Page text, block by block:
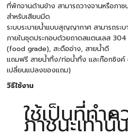
ที่พักจานด้านข้าง สามารถวางจานหรือภา
สำหรับเสียบมีด
ระบบระบายน้ำแบบสุญญากาศ สามารถระบ
ภายในชุดประกอบด้วยถาดสแตนเลส
(food grade), สะดืออ่าง, สายน้ำดี
แถมฟรี สายน้ำทิ้ง/ท่อน้ำทิ้ง และก๊อกซิงค์
เปลี่ยนแปลงของแถม)
วิธีใช้งาน
ใช้เป็นที่ทำค
ภาชนะเท่านั้